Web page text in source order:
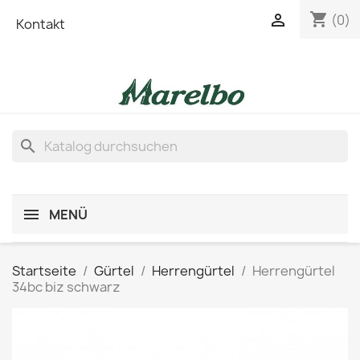
Kontakt shopping_cart (0)

search
MENÜ
Startseite Gürtel Herrengürtel
Herrengürtel
34bc biz schwarz